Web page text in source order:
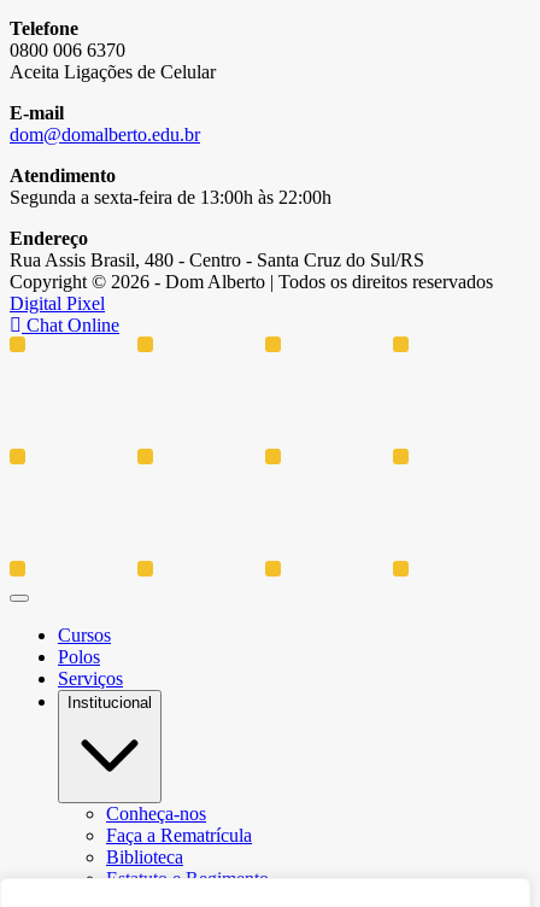
Telefone
0800 006 6370
Aceita Ligações de Celular
E-mail
dom@domalberto.edu.br
Atendimento
Segunda a sexta-feira de 13:00h às 22:00h
Endereço
Rua Assis Brasil, 480 - Centro - Santa Cruz do Sul/RS
Copyright © 2026 - Dom Alberto | Todos os direitos reservados
Digital Pixel
Chat Online
Cursos
Polos
Serviços
Institucional
Conheça-nos
Faça a Rematrícula
Biblioteca
Estatuto e Regimento